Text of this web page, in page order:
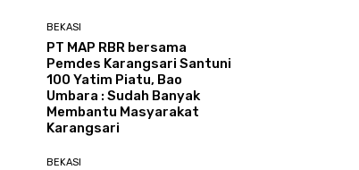
BEKASI
PT MAP RBR bersama
Pemdes Karangsari Santuni
100 Yatim Piatu, Bao
Umbara : Sudah Banyak
Membantu Masyarakat
Karangsari
BEKASI